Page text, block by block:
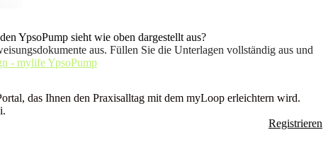
YpsoPump sieht wie oben dargestellt aus?
aus. Füllen Sie die Unterlagen vollständig aus und
- mylife YpsoPump
das Ihnen den Praxisalltag mit dem myLoop erleichtern wird.
Registrieren